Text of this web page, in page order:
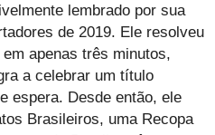
lembrado por sua
de 2019. Ele resolveu
apenas três minutos,
a celebrar um título
espera. Desde então, ele
Brasileiros, uma Recopa